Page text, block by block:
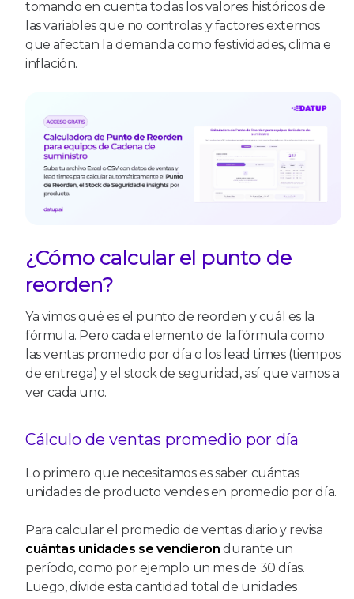
tomando en cuenta todas los valores históricos de
las variables que no controlas y factores externos
que afectan la demanda como festividades, clima e
inflación.
¿Cómo calcular el punto de
reorden?
Ya vimos qué es el punto de reorden y cuál es la
fórmula. Pero cada elemento de la fórmula como
las ventas promedio por día o los lead times (tiempos
de entrega) y elstock de seguridad , así que vamos a
ver cada uno.
Cálculo de ventas promedio por día
Lo primero que necesitamos es saber cuántas
unidades de producto vendes en promedio por día.
Para calcular el promedio de ventas diario y revisa
cuántas unidades se vendieron durante un
período, como por ejemplo un mes de 30 días.
Luego, divide esta cantidad total de unidades